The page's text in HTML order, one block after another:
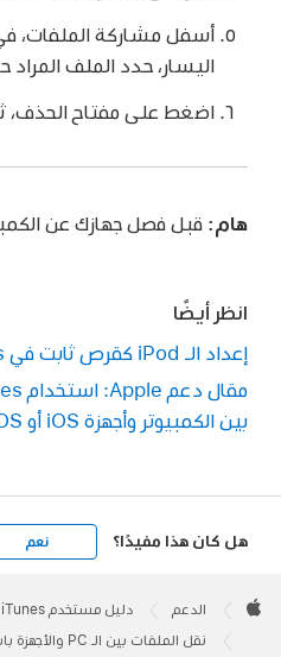
أسفل مشاركة الملفات،
اليسار، حدد الملف المراد
اضغط على مفتاح الحذف،
هام: قبل فصل جهازك عن
انظر أيضًا
إعداد الـ iPod كقرص ثابت في iTunes على الـ PC
بين الكمبيوتر وأجهزة iOS أو iPadOS
هل كان هذا مفيدًا؟ نعم
Footer

الدعم دليل مستخدم iTunes
نقل الملفات بين الـ PC والأجهزة باستخدام iTunes